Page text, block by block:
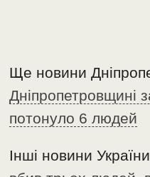
Ще новини
Дніпропетровщині
потонуло 6 людей
Інші новини